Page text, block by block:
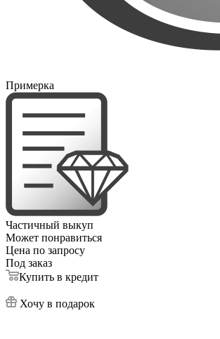
Примерка
Частичный выкуп
Может понравиться
Цена по запросу
Под заказ
Купить в кредит
Хочу в подарок